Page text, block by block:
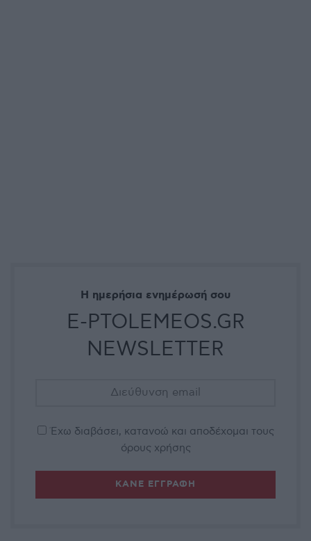
Η ημερήσια ενημέρωσή σου
E-PTOLEMEOS.GR
NEWSLETTER
Έχω διαβάσει, κατανοώ και αποδέχομαι τους
όρους χρήσης